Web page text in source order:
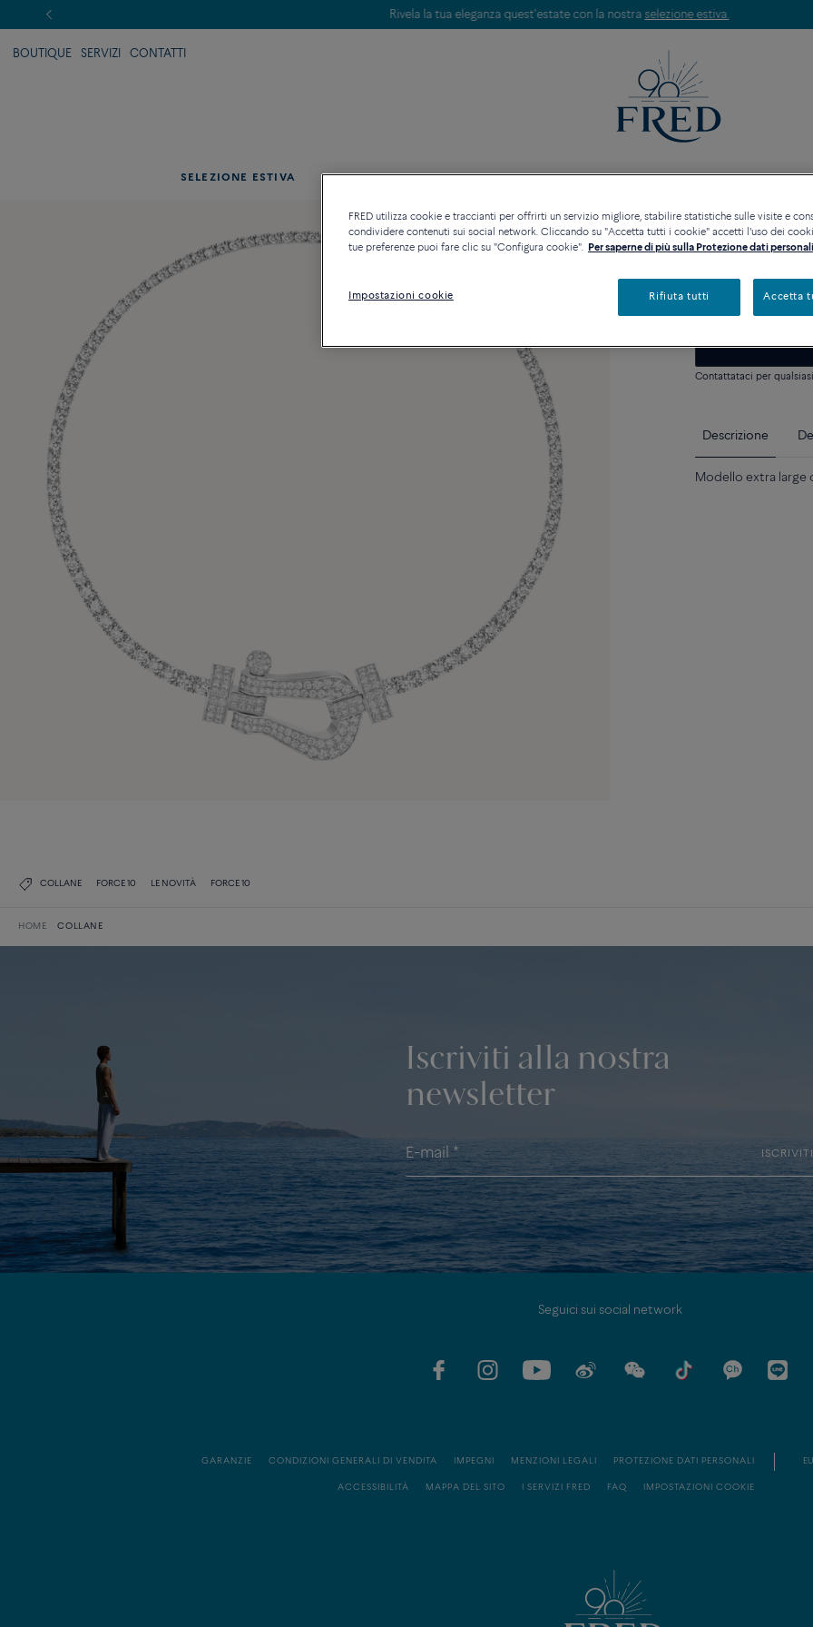
Scopri le nostre creazioni in boutique. Prenota un appuntamento.
BOUTIQUE SERVIZI CONTATTI
SELEZIONE ESTIVA CATEGORIE COLLEZIONI ALTA GIOIELLERIA
Novità
Collana Force
Contattataci per
Descrizione
Modello extra large
COLLANE FORCE 10 LE NOVITÀ FORCE 10
HOME COLLANE
Iscriviti alla nostra
newsletter
ISCRIVITI
Seguici sui social network
GARANZIE CONDIZIONI GENERALI DI VENDITA IMPEGNI MENZIONI LEGALI PROTEZIONE DATI PERSONALI
ACCESSIBILITÀ MAPPA DEL SITO I SERVIZI FRED FAQ IMPOSTAZIONI COOKIE
FRED utilizza cookie e traccianti per offrirti un servizio migliore, stabilire statistiche sulle visite e
condividere contenuti sui social network. Cliccando su "Accetta tutti i cookie" accetti l'uso dei
tue preferenze puoi fare clic su "Configura cookie". Per saperne di più sulla Protezione dati
Impostazioni cookie Rifiuta tutti Accetta